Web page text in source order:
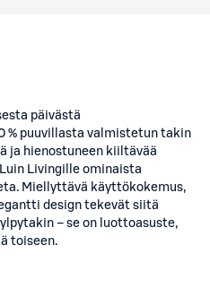
päivästä
% puuvillasta valmistetun takin
ja hienostuneen kiiltävää
Livingille ominaista
Miellyttävä käyttökokemus,
design tekevät siitä
– se on luottoasuste,
toiseen.